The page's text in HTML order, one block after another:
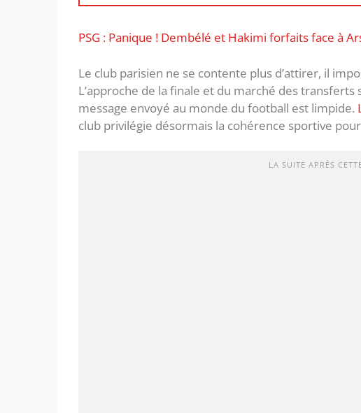
PSG : Panique ! Dembélé et Hakimi forfaits face à
Le club parisien ne se contente plus d’attirer, il
L’approche de la finale et du marché des
message envoyé au monde du football est limpide.
club privilégie désormais la cohérence sportive
LA SUITE APRÈS